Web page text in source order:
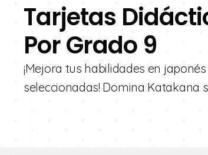
Tarjetas
Por Grado 9
¡Mejora tus habilidades en
seleccionadas! Domina Katakana